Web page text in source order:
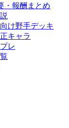
・報酬まとめ
け野手デッキ
キャラ
レ